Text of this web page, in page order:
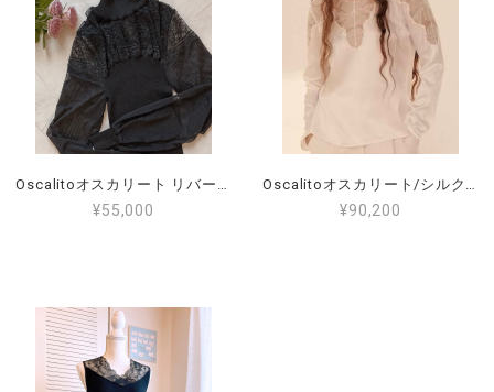
¥55,000 ¥90,200